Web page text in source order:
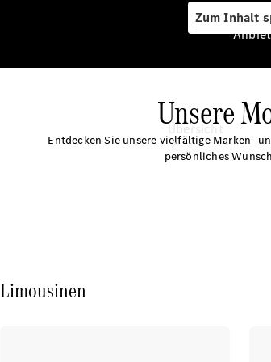
Zum Inhalt
Anbieter/
Übersicht
Unsere
Entdecken Sie unsere vielfältige Marken-
persönliches
Limousinen